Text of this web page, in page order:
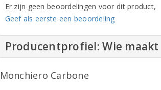
Er zijn geen beoordelingen voor dit product,
Geef als eerste een beoordeling
Producentprofiel: Wie maakt
Monchiero Carbone